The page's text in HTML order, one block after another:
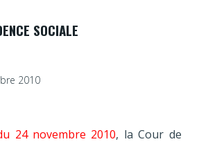
SOCIALE
2010
24 novembre 2010, la Cour de